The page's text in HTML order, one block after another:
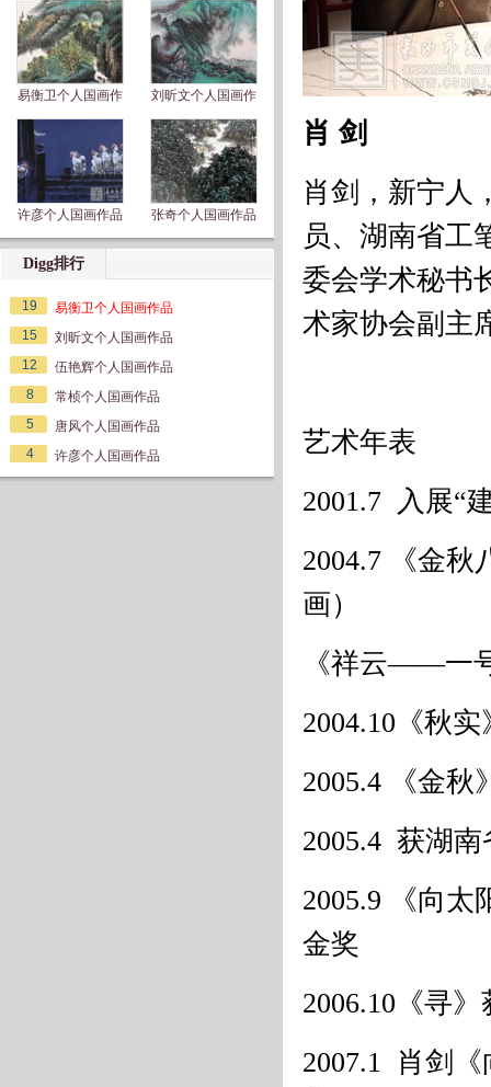
易衡卫个人国画作 刘昕文个人国画作
许彦个人国画作品 张奇个人国画作品
Digg排行
19
易衡卫个人国画作品
15
刘昕文个人国画作品
12
伍艳辉个人国画作品
8
常桢个人国画作品
5
唐风个人国画作品
4
许彦个人国画作品
肖 剑
肖剑，新宁人
员、湖南省工
委会学术秘书
术家协会副主
艺术年表
2001.7 入展“
2004.7 《金
画）
《祥云——一
2004.10《秋
2005.4 《金秋
2005.4 获湖
2005.9 《向太
金奖
2006.10《寻
2007.1 肖剑